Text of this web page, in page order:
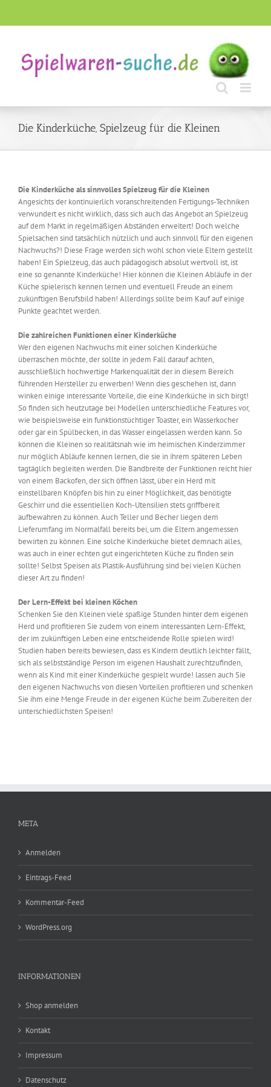
content
Die Kinderküche, Spielzeug für die Kleinen
Die Kinderküche als sinnvolles Spielzeug für die Kleinen
Angesichts der kontinuierlich voranschreitenden Fertigungs-Techniken
verwundert es nicht wirklich, dass sich auch das Angebot an Spielzeug
auf dem Markt in regelmäßigen Abständen erweitert! Doch welche
Spielsachen sind tatsächlich nützlich und auch sinnvoll für den eigenen
Nachwuchs?! Diese Frage werden sich wohl schon viele Eltern gestellt
haben! Ein Spielzeug, das auch pädagogisch absolut wertvoll ist, ist
eine so genannte Kinderküche! Hier können die Kleinen Abläufe in der
Küche spielerisch kennen lernen und eventuell Freude an einem
zukünftigen Berufsbild haben! Allerdings sollte beim Kauf auf einige
Punkte geachtet werden.
Die zahlreichen Funktionen einer Kinderküche
Wer den eigenen Nachwuchs mit einer solchen Kinderküche
überraschen möchte, der sollte in jedem Fall darauf achten,
ausschließlich hochwertige Markenqualität der in diesem Bereich
führenden Hersteller zu erwerben! Wenn dies geschehen ist, dann
winken einige interessante Vorteile, die eine Kinderküche in sich birgt!
So finden sich heutzutage bei Modellen unterschiedliche Features vor,
wie beispielsweise ein funktionstüchtiger Toaster, ein Wasserkocher
oder gar ein Spülbecken, in das Wasser eingelassen werden kann. So
können die Kleinen so realitätsnah wie im heimischen Kinderzimmer
nur möglich Abläufe kennen lernen, die sie in ihrem späteren Leben
tagtäglich begleiten werden. Die Bandbreite der Funktionen reicht hier
von einem Backofen, der sich öffnen lässt, über ein Herd mit
einstellbaren Knöpfen bis hin zu einer Möglichkeit, das benötigte
Geschirr und die essentiellen Koch-Utensilien stets griffbereit
aufbewahren zu können. Auch Teller und Becher liegen dem
Lieferumfang im Normalfall bereits bei, um die Eltern angemessen
bewirten zu können. Eine solche Kinderküche bietet demnach alles,
was auch in einer echten gut eingerichteten Küche zu finden sein
sollte! Selbst Speisen als Plastik-Ausführung sind bei vielen Küchen
dieser Art zu finden!
Der Lern-Effekt bei kleinen Köchen
Schenken Sie den Kleinen viele spaßige Stunden hinter dem eigenen
Herd und profitieren Sie zudem von einem interessanten Lern-Effekt,
der im zukünftigen Leben eine entscheidende Rolle spielen wird!
Studien haben bereits bewiesen, dass es Kindern deutlich leichter fällt,
sich als selbstständige Person im eigenen Haushalt zurechtzufinden,
wenn als Kind mit einer Kinderküche gespielt wurde! lassen auch Sie
den eigenen Nachwuchs von diesen Vorteilen profitieren und schenken
Sie ihm eine Menge Freude in der eigenen Küche beim Zubereiten der
unterschiedlichsten Speisen!
META
Anmelden
Eintrags-Feed
Kommentar-Feed
WordPress.org
INFORMATIONEN
Shop anmelden
Kontakt
Impressum
Datenschutz